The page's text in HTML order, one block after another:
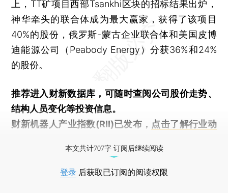
上，TT矿项目西部Tsankhi区块的招标结果出炉，
神华牵头的联合体成为最大赢家，获得了该项目
40%的股份，俄罗斯-蒙古企业联合体和美国皮博
迪能源公司（Peabody Energy）分获36%和24%
的股份。
推荐进入财新数据库 ，可随时查阅公司股价走势、
结构人员变化等投资信息。
财新机器人产业指数(RII)已发布， 点击了解行业动
本文共计707字 订阅后继续阅读
登录 后获取已订阅的阅读权限